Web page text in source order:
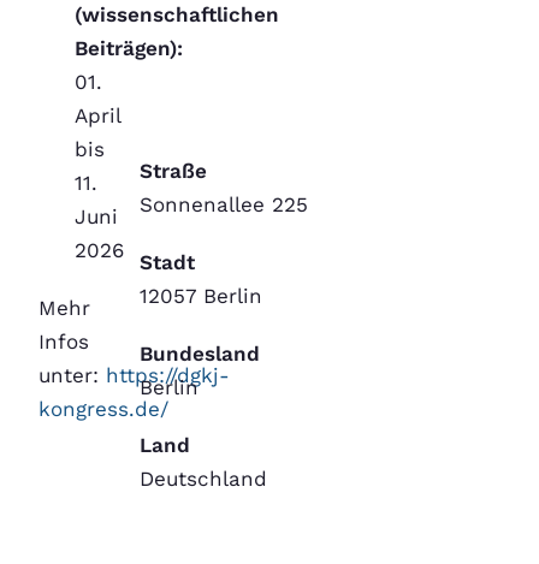
(wissenschaftlichen
Beiträgen):
01.
April
bis
11.
Juni
2026
Mehr
Infos
unter: https://dgkj-
kongress.de/
Straße
Sonnenallee 225
Stadt
12057 Berlin
Bundesland
Berlin
Land
Deutschland